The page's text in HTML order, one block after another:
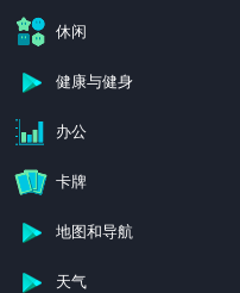
Entertainment
休闲
健康与健身
办公
卡牌
地图和导航